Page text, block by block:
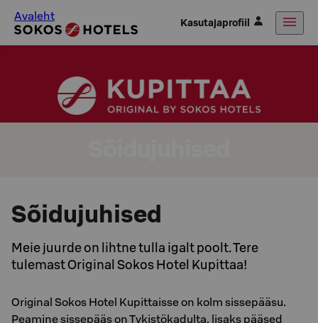
Avaleht Kasutajaprofiil
Sõidujuhised
Meie juurde on lihtne tulla igalt poolt. Tere
tulemast Original Sokos Hotel Kupittaa!
Original Sokos Hotel Kupittaisse on kolm sissepääsu.
Peamine sissepääs on Tykistökadulta, lisaks pääsed